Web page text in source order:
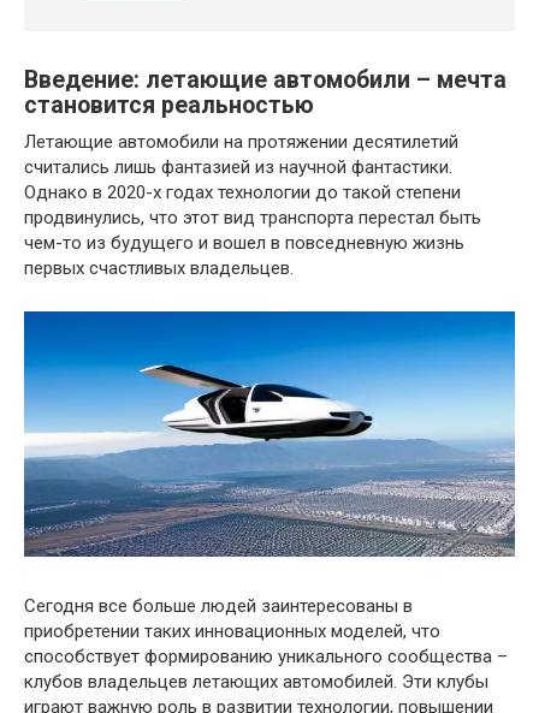
Введение: летающие автомобили – мечта
становится реальностью
Летающие автомобили на протяжении десятилетий
считались лишь фантазией из научной фантастики.
Однако в 2020-х годах технологии до такой степени
продвинулись, что этот вид транспорта перестал быть
чем-то из будущего и вошел в повседневную жизнь
первых счастливых владельцев.
Сегодня все больше людей заинтересованы в
приобретении таких инновационных моделей, что
способствует формированию уникального сообщества –
клубов владельцев летающих автомобилей. Эти клубы
играют важную роль в развитии технологии, повышении